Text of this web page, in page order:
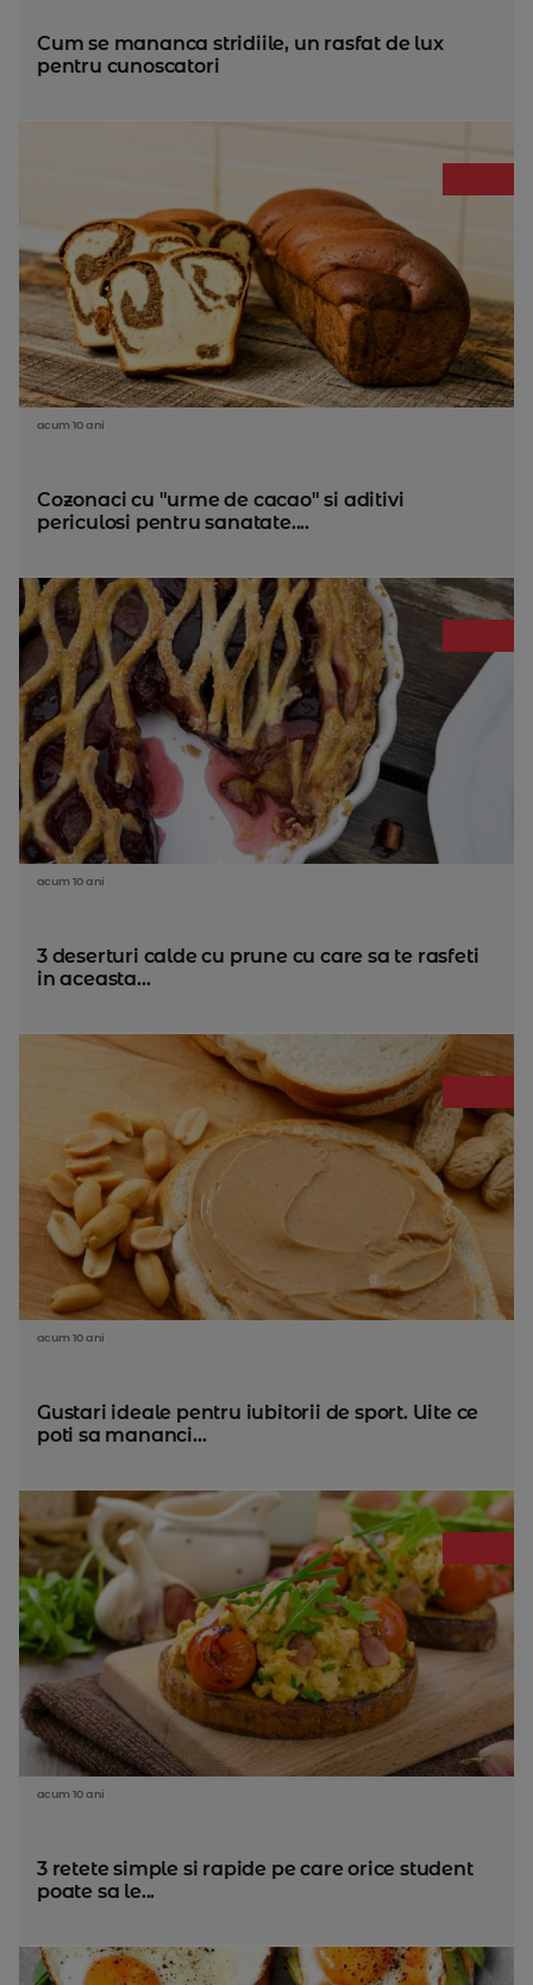
Cum se mananca stridiile, un rasfat de lux
pentru cunoscatori
acum 10 ani
Cozonaci cu "urme de cacao" si aditivi
periculosi pentru sanatate....
acum 10 ani
3 deserturi calde cu prune cu care sa te rasfeti
in aceasta...
acum 10 ani
Gustari ideale pentru iubitorii de sport. Uite ce
poti sa mananci...
acum 10 ani
3 retete simple si rapide pe care orice student
poate sa le...